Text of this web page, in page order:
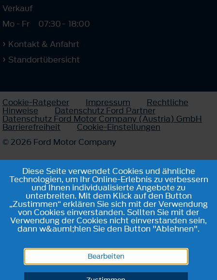
Verkauf
Mo - Fr
07:30- 18:00
Kontakt & Anfahrt
Standortübersicht
Cookie-Ratgeber Impressum Rechtliche
Hinweise Datenschutz Ford Partner
Datenschutz Ford Motor Company (Austria) GmbH
Barrierefreiheit
Cookie-Einstellungen
© 2026 Ford Motor Company
Diese Seite verwendet Cookies und ähnliche
Technologien, um Ihr Online-Erlebnis zu verbessern
und Ihnen individualisierte Angebote zu
unterbreiten. Mit dem Klick auf den Button
„Zustimmen“ erklären Sie sich mit der Verwendung
von Cookies einverstanden. Sollten Sie mit der
Verwendung der Cookies nicht einverstanden sein,
dann w&auml;hlen Sie den Button "Ablehnen".
Bearbeiten